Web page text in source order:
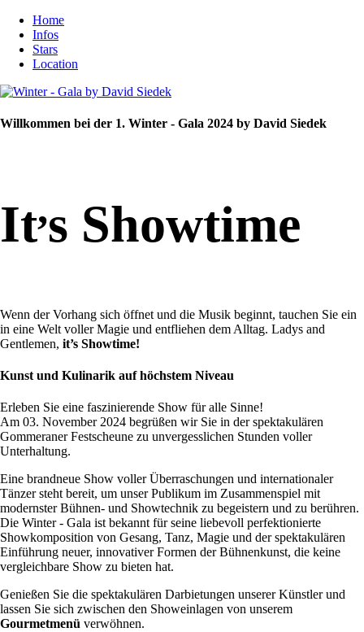
Home
Infos
Stars
Location
Willkommen bei der 1. Winter - Gala 2024 by David Siedek
It,s Showtime
Wenn der Vorhang sich öffnet und die Musik beginnt, tauchen Sie ein
in eine Welt voller Magie und entfliehen dem Alltag. Ladys and
Gentlemen, it’s Showtime!
Kunst und Kulinarik auf höchstem Niveau
Erleben Sie eine faszinierende Show für alle Sinne!
Am 03. November 2024 begrüßen wir Sie in der spektakulären
Gommeraner Festscheune zu unvergesslichen Stunden voller
Unterhaltung.
Eine brandneue Show voller Überraschungen und internationaler
Tänzer steht bereit, um unser Publikum im Zusammenspiel mit
modernster Bühnen- und Showtechnik zu begeistern und zu berühren.
Die Winter - Gala ist bekannt für seine liebevoll perfektionierte
Showkomposition von Gesang, Tanz, Magie und der spektakulären
Einführung neuer, innovativer Formen der Bühnenkunst, die keine
vergleichbare Show zu bieten hat.
Genießen Sie die spektakulären Darbietungen unserer Künstler und
lassen Sie sich zwischen den Showeinlagen von unserem
Gourmetmenü verwöhnen.